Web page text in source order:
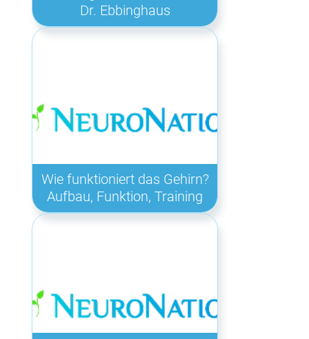
Dr. Ebbinghaus
Wie funktioniert das Gehirn?
Aufbau, Funktion, Training